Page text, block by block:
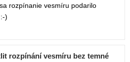
rozpínanie vesmíru podarilo
)
rozpínání vesmíru bez temné